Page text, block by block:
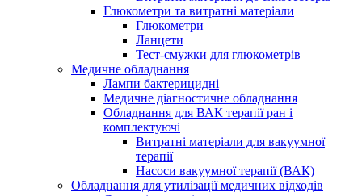
Глюкометри та витратні матеріали
Глюкометри
Ланцети
Тест-смужки для глюкометрів
Медичне обладнання
Лампи бактерицидні
Медичне діагностичне обладнання
Обладнання для ВАК терапії ран і
комплектуючі
Витратні матеріали для вакуумної
терапії
Насоси вакуумної терапії (ВАК)
Обладнання для утилізації медичних відходів